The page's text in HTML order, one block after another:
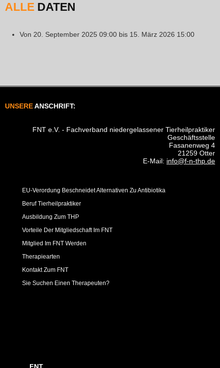
ALLE DATEN
Von 20. September 2025 09:00 bis 15. März 2026 15:00
UNSEREANSCHRIFT:
FNT e.V. - Fachverband niedergelassener Tierheilpraktiker
Geschäftsstelle
Fasanenweg 4
21259 Otter
E-Mail: info@f-n-thp.de
EU-Verordung Beschneidet Alternativen Zu Antibiotika
Beruf Tierheilpraktiker
Ausbildung Zum THP
Vorteile Der Mitgliedschaft Im FNT
Mitglied Im FNT Werden
Therapiearten
Kontakt Zum FNT
Sie Suchen Einen Therapeuten?